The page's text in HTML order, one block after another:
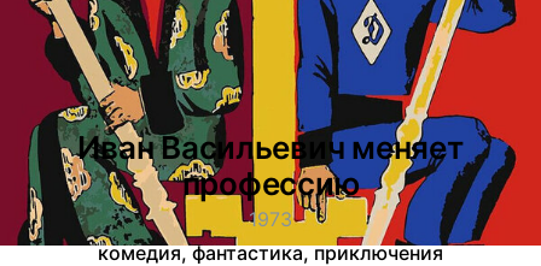
Иван Васильевич меняет
профессию
1973
комедия, фантастика, приключения